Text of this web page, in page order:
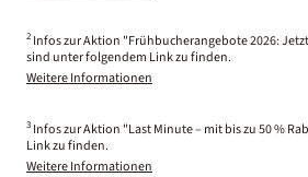
2 Infos zur Aktion "Frühbucherangebote 2026:
sind unter folgendem Link zu finden.
Weitere Informationen
3 Infos zur Aktion "Last Minute – mit bis zu 50 %
Link zu finden.
Weitere Informationen